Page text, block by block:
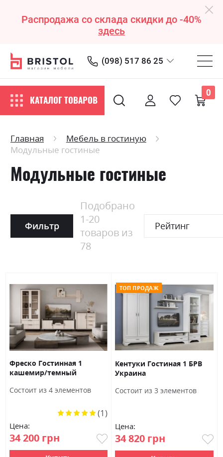
Распродажа со склада скидки до -40%
здесь
(098) 517 86 25
КАТАЛОГ ТОВАРОВ
0
Главная
Мебель в гостиную
Модульные гостиные
Модульные гостиные
Фильтр
Подобрано
1-20
товаров из
78
Рейтинг
Фреско Гостинная 1
кашемир/темный
Состоит из 4 элементов
Цена:
34 200 грн
Рейтинг: (1)
ТОП ПРОДАЖ
Кентуки Гостиная 1 БРВ
Украина
Состоит из 3 элементов
Цена:
34 820 грн